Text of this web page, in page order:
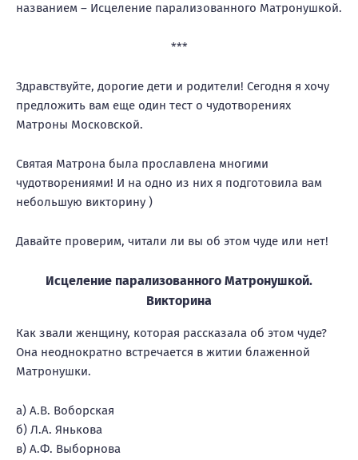
названием – Исцеление парализованного Матронушкой.
***
Здравствуйте, дорогие дети и родители! Сегодня я хочу
предложить вам еще один тест о чудотворениях
Матроны Московской.
Святая Матрона была прославлена многими
чудотворениями! И на одно из них я подготовила вам
небольшую викторину )
Давайте проверим, читали ли вы об этом чуде или нет!
Исцеление парализованного Матронушкой.
Викторина
Как звали женщину, которая рассказала об этом чуде?
Она неоднократно встречается в житии блаженной
Матронушки.
а) А.В. Воборская
б) Л.А. Янькова
в) А.Ф. Выборнова